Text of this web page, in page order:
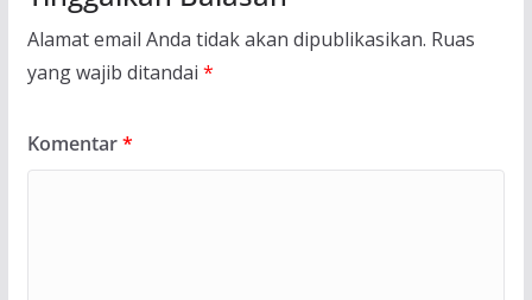
Alamat email Anda tidak akan dipublikasikan. Ruas
yang wajib ditandai *
Komentar*